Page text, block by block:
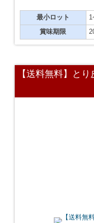
最小ロット
1
賞味期限
【送料無料】と